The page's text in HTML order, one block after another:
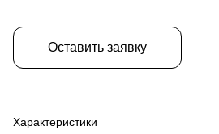
Оставить заявку
Характеристики